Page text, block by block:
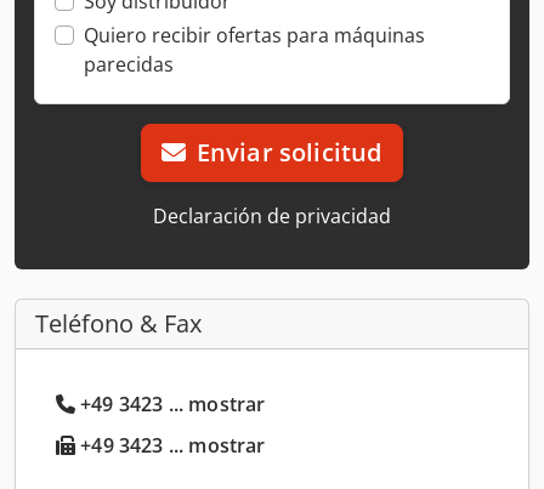
Quiero recibir ofertas para máquinas
parecidas
Enviar solicitud
Declaración de privacidad
Teléfono & Fax
+49 3423 ... mostrar
+49 3423 ... mostrar